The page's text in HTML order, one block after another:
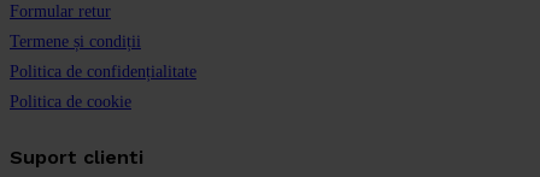
Formular retur
Termene și condiții
Politica de confidențialitate
Politica de cookie
Suport clienti